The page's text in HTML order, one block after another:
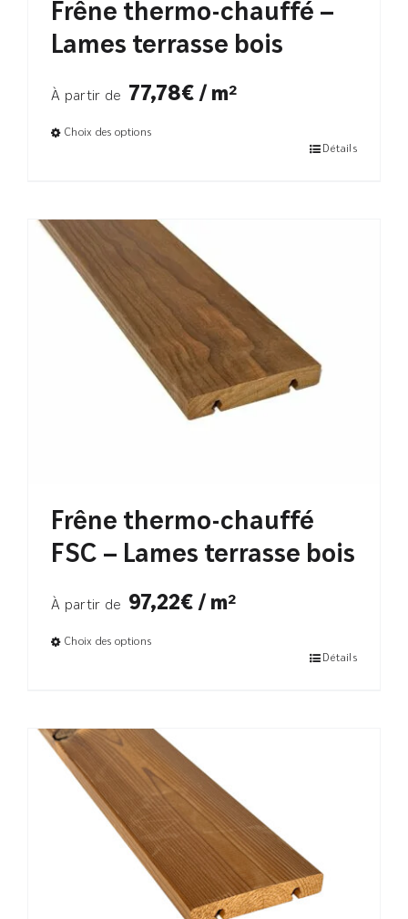
Frêne thermo-chauffé –
Lames terrasse bois
À partir de 77,78€ / m²
Choix des options
Détails
Frêne thermo-chauffé
FSC – Lames terrasse bois
À partir de 97,22€ / m²
Choix des options
Détails